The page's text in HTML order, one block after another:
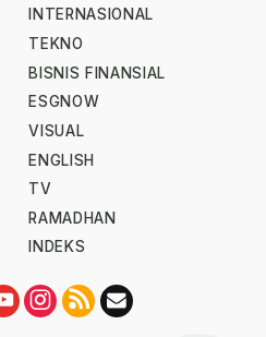
INTERNASIONAL
TEKNO
BISNIS FINANSIAL
ESGNOW
VISUAL
ENGLISH
TV
RAMADHAN
INDEKS